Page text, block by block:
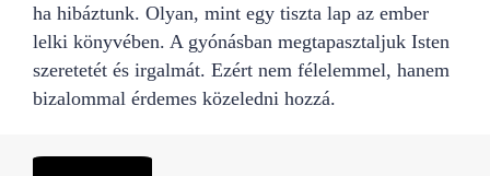
ha hibáztunk. Olyan, mint egy tiszta lap az ember
lelki könyvében. A gyónásban megtapasztaljuk Isten
szeretetét és irgalmát. Ezért nem félelemmel, hanem
bizalommal érdemes közeledni hozzá.